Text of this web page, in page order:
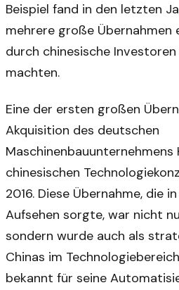
Beispiel fand in den letzten
mehrere große Übernahmen
durch chinesische Investoren
machten.
Eine der ersten großen
Akquisition des deutschen
Maschinenbauunternehmens
chinesischen
2016. Diese Übernahme, die
Aufsehen sorgte, war nicht
sondern wurde auch als
Chinas im
bekannt für seine